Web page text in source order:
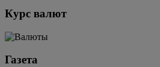
Курс валют
Газета